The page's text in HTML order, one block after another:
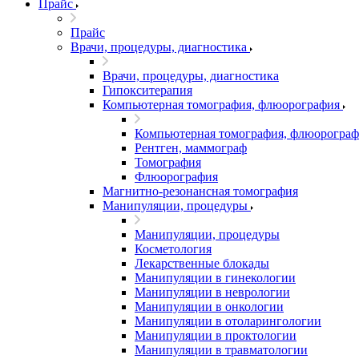
Прайс
Прайс
Врачи, процедуры, диагностика
Врачи, процедуры, диагностика
Гипокситерапия
Компьютерная томография, флюорография
Компьютерная томография,
Рентген, маммограф
Томография
Флюорография
Магнитно-резонансная томография
Манипуляции, процедуры
Манипуляции, процедуры
Косметология
Лекарственные блокады
Манипуляции в гинекологии
Манипуляции в неврологии
Манипуляции в онкологии
Манипуляции в отоларингологии
Манипуляции в проктологии
Манипуляции в травматологии